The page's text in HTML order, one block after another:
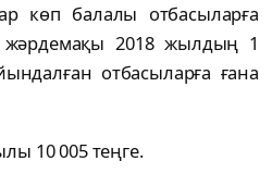
көп балалы отбасыларға
жәрдемақы 2018 жылдың 1
отбасыларға ғана
10 005 теңге.